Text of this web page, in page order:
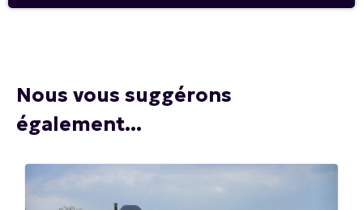
Nous vous suggérons
également...